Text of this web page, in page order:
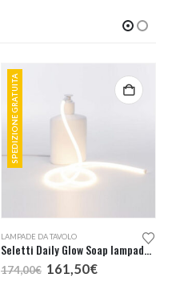
SPEDIZIONE GRATUITA
LAMPADE DA TAVOLO
Seletti Daily Glow Soap lampada tavolo
174,00€ Il
prezzo
161,50€Il